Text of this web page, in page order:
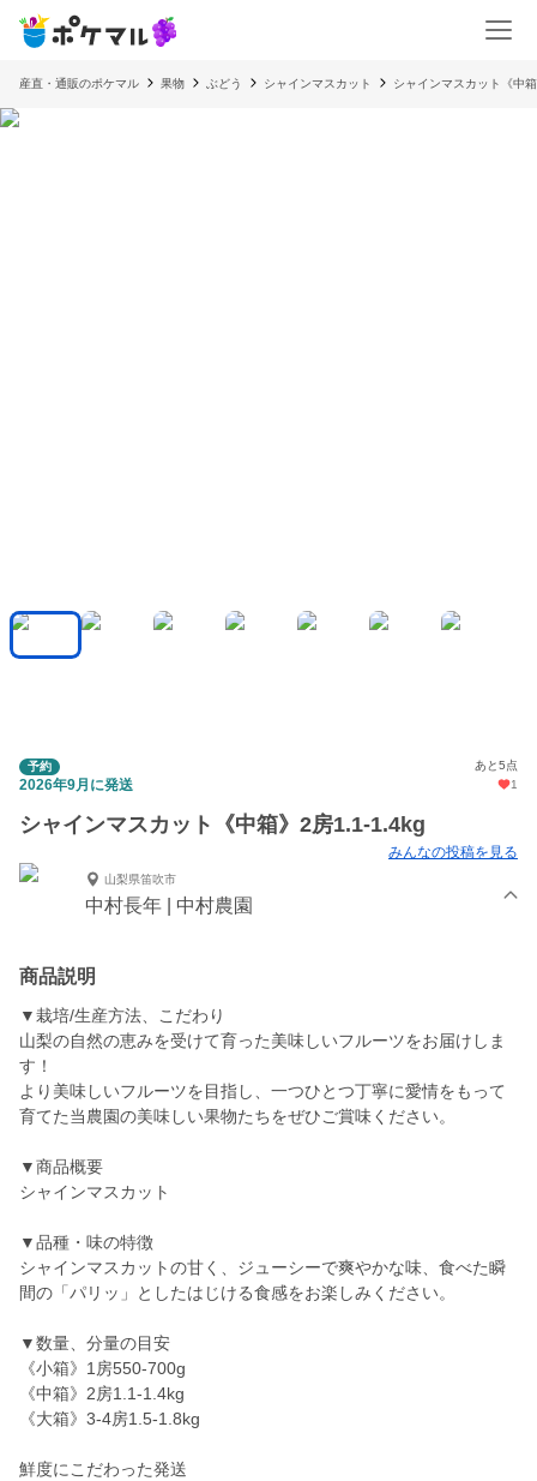
産直・通販のポケマル 果物 ぶどう シャインマスカット シャインマスカット《中
予約 あと5点
2026年9月に発送 1
シャインマスカット《中箱》2房1.1-1.4kg
みんなの投稿を見る
山梨県笛吹市
中村長年 | 中村農園
商品説明
▼栽培/生産方法、こだわり
山梨の自然の恵みを受けて育った美味しいフルーツをお届けしま
す！
より美味しいフルーツを目指し、一つひとつ丁寧に愛情をもって
育てた当農園の美味しい果物たちをぜひご賞味ください。
▼商品概要
シャインマスカット
▼品種・味の特徴
シャインマスカットの甘く、ジューシーで爽やかな味、食べた瞬
間の「パリッ」としたはじける食感をお楽しみください。
▼数量、分量の目安
《小箱》1房550-700g
《中箱》2房1.1-1.4kg
《大箱》3-4房1.5-1.8kg
鮮度にこだわった発送